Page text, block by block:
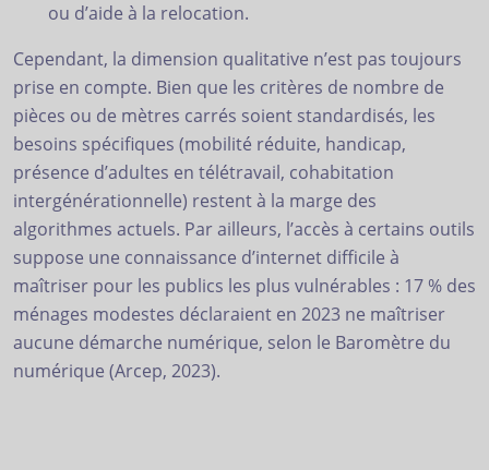
ou d’aide à la relocation.
Cependant, la dimension qualitative n’est pas toujours
prise en compte. Bien que les critères de nombre de
pièces ou de mètres carrés soient standardisés, les
besoins spécifiques (mobilité réduite, handicap,
présence d’adultes en télétravail, cohabitation
intergénérationnelle) restent à la marge des
algorithmes actuels. Par ailleurs, l’accès à certains outils
suppose une connaissance d’internet difficile à
maîtriser pour les publics les plus vulnérables : 17 % des
ménages modestes déclaraient en 2023 ne maîtriser
aucune démarche numérique, selon le Baromètre du
numérique (Arcep, 2023).